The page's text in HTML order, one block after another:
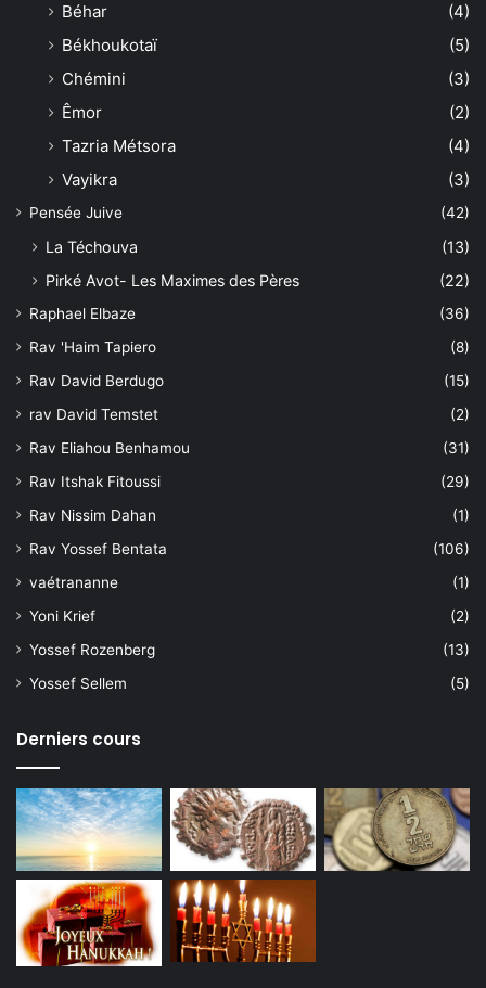
Béhar
(4)
Békhoukotaï
(5)
Chémini
(3)
Êmor
(2)
Tazria Métsora
(4)
Vayikra
(3)
Pensée Juive (42)
La Téchouva
(13)
Pirké Avot- Les Maximes des Pères
(22)
Raphael Elbaze
(36)
Rav 'Haim Tapiero
(8)
Rav David Berdugo
(15)
rav David Temstet
(2)
Rav Eliahou Benhamou
(31)
Rav Itshak Fitoussi
(29)
Rav Nissim Dahan
(1)
Rav Yossef Bentata
(106)
vaétrananne
(1)
Yoni Krief
(2)
Yossef Rozenberg
(13)
Yossef Sellem
(5)
Derniers cours